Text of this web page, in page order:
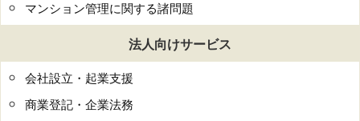
マンション管理に関する諸問題
法人向けサービス
会社設立・起業支援
商業登記・企業法務